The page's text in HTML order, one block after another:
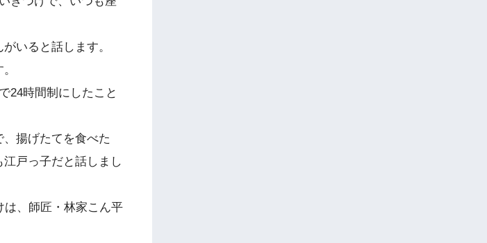
いると話します。
24時間制にしたこと
揚げたてを食べた
戸っ子だと話しまし
は、師匠・林家こん平